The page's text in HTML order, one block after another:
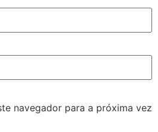
navegador para a próxima vez